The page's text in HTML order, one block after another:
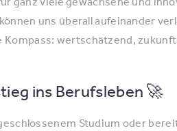
uns überall aufeinander
Kompass: wertschätzend,
ins Berufsleben 🚀
Studium oder